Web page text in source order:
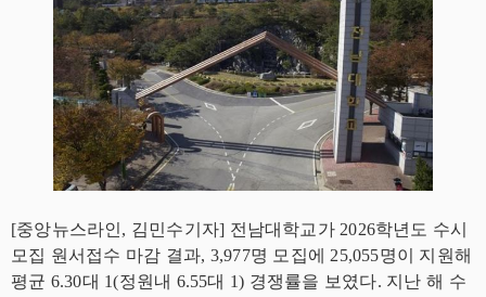
[중앙뉴스라인, 김민수기자] 전남대학교가 2026학년도 수시
모집 원서접수 마감 결과, 3,977명 모집에 25,055명이 지원해
평균 6.30대 1(정원내 6.55대 1) 경쟁률을 보였다. 지난 해 수